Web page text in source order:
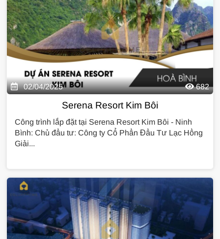
02/04/2025 682
Serena Resort Kim Bôi
Công trình lắp đặt tại Serena Resort Kim Bôi - Ninh
Bình: Chủ đầu tư: Công ty Cổ Phần Đầu Tư Lạc Hồng
Giải...